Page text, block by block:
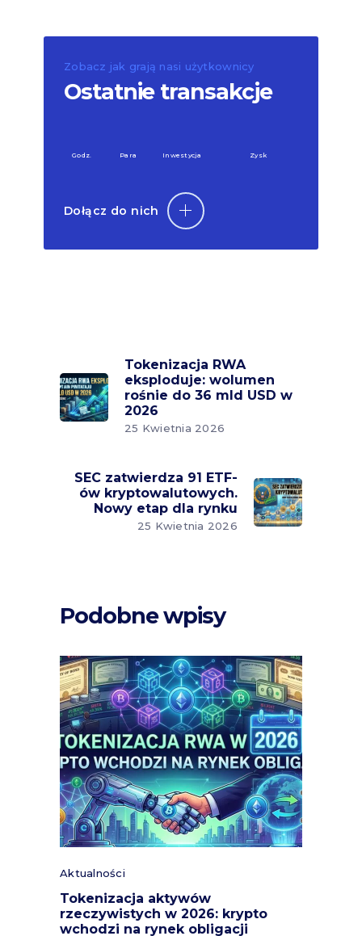
Zobacz jak grają nasi użytkownicy
Ostatnie transakcje
Godz. Para Inwestycja Zysk
Dołącz do nich
Tokenizacja RWA
eksploduje: wolumen
rośnie do 36 mld USD w
2026
25 Kwietnia 2026
SEC zatwierdza 91 ETF-
ów kryptowalutowych.
Nowy etap dla rynku
25 Kwietnia 2026
Podobne wpisy
Aktualności
Tokenizacja aktywów
rzeczywistych w 2026: krypto
wchodzi na rynek obligacji